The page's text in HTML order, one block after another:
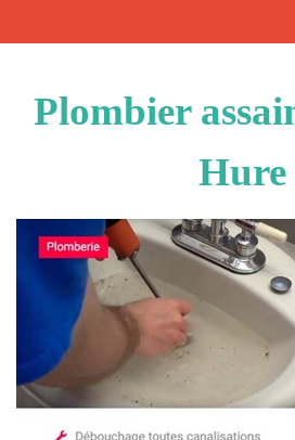
Plombier
Hure